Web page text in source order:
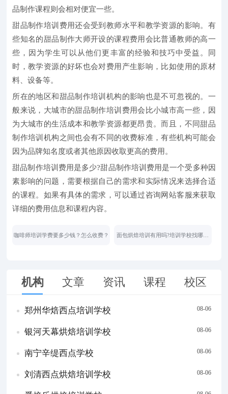
品制作课程则会相对便宜一些。
甜品制作培训费用还会受到教师水平和教学资源的影响。有
些知名的甜品制作大师开设的课程费用会比普通教师的高一
些，因为学生可以从他们更丰富的经验和技巧中受益。同
时，教学资源的好坏也会对费用产生影响，比如使用的原材
料、设备等。
所在的地区和甜品制作培训机构的影响也是不可忽视的。一
般来说，大城市的甜品制作培训费用会比小城市高一些，因
为大城市的生活成本和教学资源都更昂贵。而且，不同甜品
制作培训机构之间也会有不同的收费标准，有些机构可能会
因为品牌知名度或者其他原因收取更高的费用。
甜品制作培训费用是多少?甜品制作培训费用是一个受多种因
素影响的问题，需要根据自己的需求和实际情况来选择合适
的课程。如果有具体的需求，可以通过咨询网站客服来获取
详细的费用信息和课程内容。
咖啡师培训学费要多少钱？怎么收费？ 面包烘焙培训有用吗?培训学校找哪家
机构 文章 资讯 课程 校区
郑州华焙西点培训学校 08-06
银河天幕烘焙培训学校 08-06
南宁辛缇西点学校 08-06
刘清西点烘焙培训学校 08-06